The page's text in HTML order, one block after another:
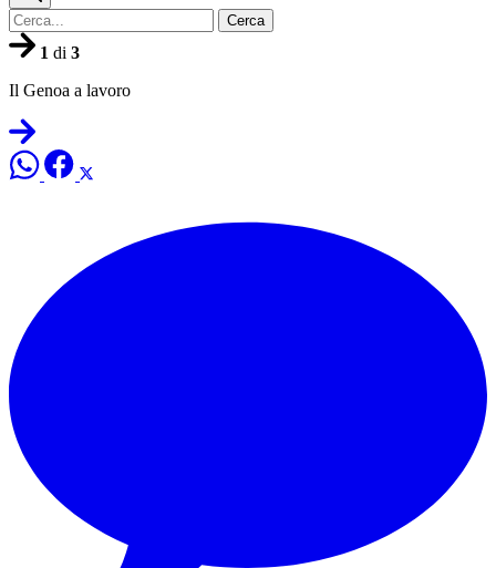
Cerca
1 di 3
Il Genoa a lavoro